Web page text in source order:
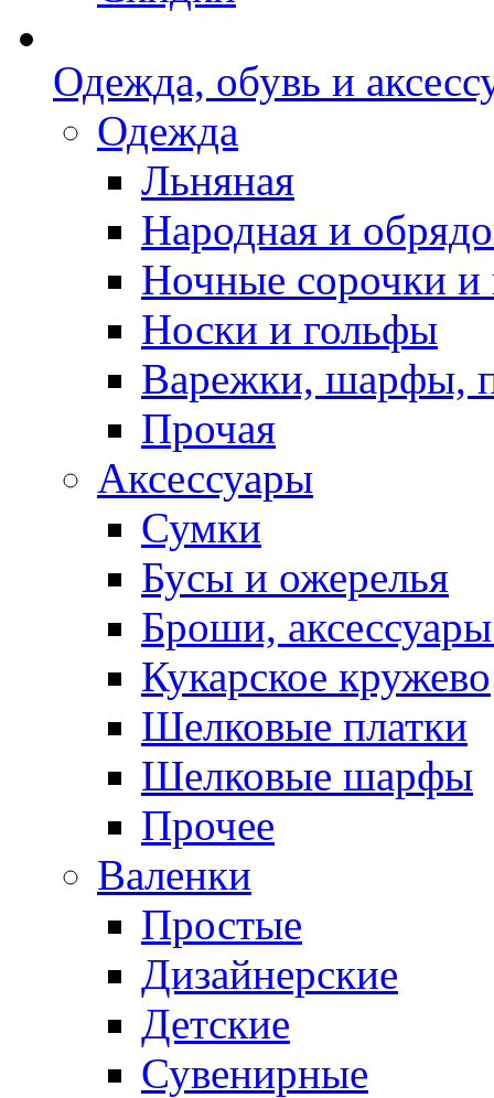
Одежда, обувь и
Одежда
Льняная
Народная и
Ночные сорочки
Носки и гольфы
Варежки, шарфы,
Прочая
Аксессуары
Сумки
Бусы и ожерелья
Броши,
Кукарское кружево
Шелковые платки
Шелковые шарфы
Прочее
Валенки
Простые
Дизайнерские
Детские
Сувенирные